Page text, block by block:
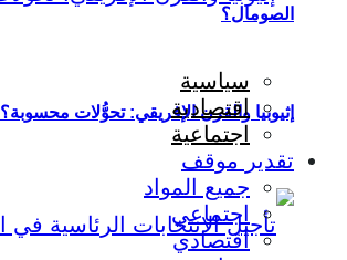
إثيوبيا والقرن الإفريقي: تحوُّلات محسوبة؟
الصومال؟
سياسية
اقتصادية
اجتماعية
تقدير موقف
جميع المواد
اجتماعي
اقتصادي